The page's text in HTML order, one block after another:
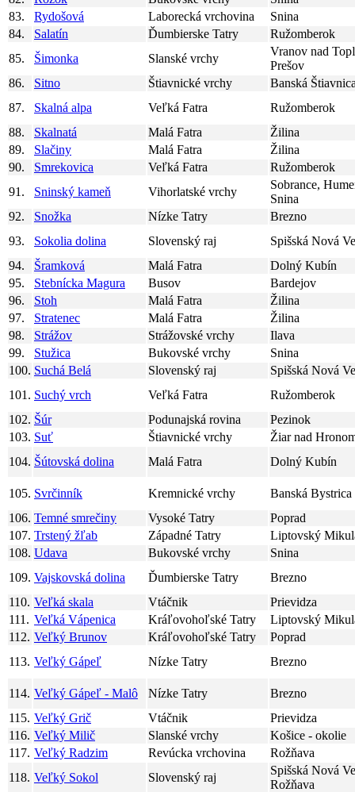
83.
Rydošová Laborecká vrchovina
Snina
84.
Salatín Ďumbierske Tatry
Ružomberok
85.
Šimonka Slanské vrchy
Vranov nad
Prešov
86.
Sitno Štiavnické vrchy
Banská
87.
Skalná alpa Veľká Fatra
Ružomberok
88.
Skalnatá Malá Fatra
Žilina
89.
Slačiny Malá Fatra
Žilina
90.
Smrekovica Veľká Fatra
Ružomberok
91.
Sninský kameň Vihorlatské vrchy
Sobrance,
Snina
92.
Snožka Nízke Tatry
Brezno
93.
Sokolia dolina Slovenský raj
Spišská Nová
94.
Šramková Malá Fatra
Dolný Kubín
95.
Stebnícka Magura Busov
Bardejov
96.
Stoh Malá Fatra
Žilina
97.
Stratenec Malá Fatra
Žilina
98.
Strážov Strážovské vrchy
Ilava
99.
Stužica Bukovské vrchy
Snina
100. Suchá Belá Slovenský raj
Spišská Nová
101. Suchý vrch Veľká Fatra
Ružomberok
102. Šúr Podunajská rovina
Pezinok
103. Suť Štiavnické vrchy
Žiar nad
104. Šútovská dolina Malá Fatra Dolný Kubín
105. Svrčinník Kremnické vrchy
Banská Bystrica
106. Temné smrečiny Vysoké Tatry
Poprad
107. Trstený žľab Západné Tatry
Liptovský
108. Udava Bukovské vrchy
Snina
109. Vajskovská dolina Ďumbierske Tatry
Brezno
110. Veľká skala Vtáčnik
Prievidza
111. Veľká Vápenica Kráľovohoľské Tatry
Liptovský
112. Veľký Brunov Kráľovohoľské Tatry
Poprad
113. Veľký Gápeľ Nízke Tatry Brezno
114. Veľký Gápeľ - Malô Nízke Tatry
Brezno
115. Veľký Grič Vtáčnik
Prievidza
116. Veľký Milič Slanské vrchy
Košice - okolie
117. Veľký Radzim Revúcka vrchovina
Rožňava
118. Veľký Sokol Slovenský raj
Spišská Nová
Rožňava